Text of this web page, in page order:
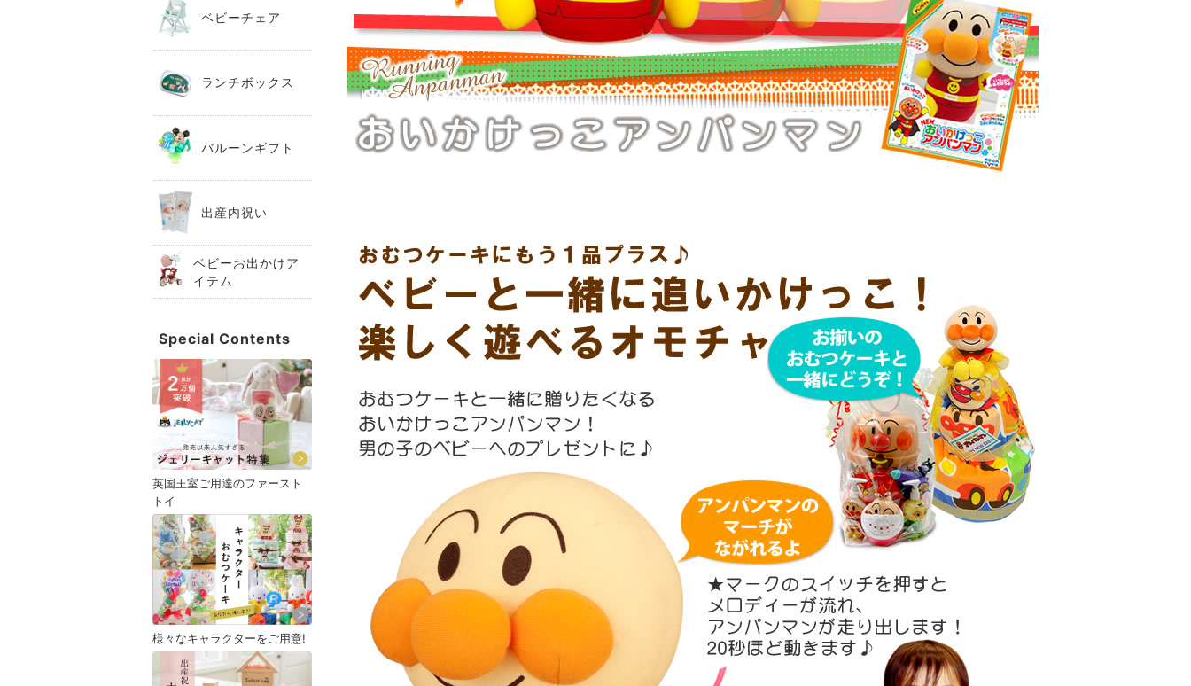
ベビーチェア
ランチボックス
バルーンギフト
出産内祝い
ベビーお出かけア
イテム
Special Contents
英国王室ご用達のファースト
トイ
様々なキャラクターをご用意!